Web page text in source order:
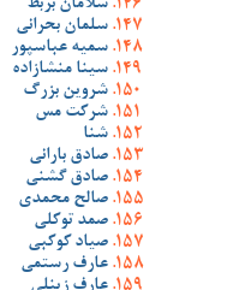
سلامان بربط
سلمان بحرانی
سمیه عباسپور
سینا منشازاده
شروین بزرگ
شرکت مس
شنا
صادق بارانی
صادق گشنی
صالح محمدی
صمد توکلی
صیاد کوکبی
عارف رستمی
عارف زینلی